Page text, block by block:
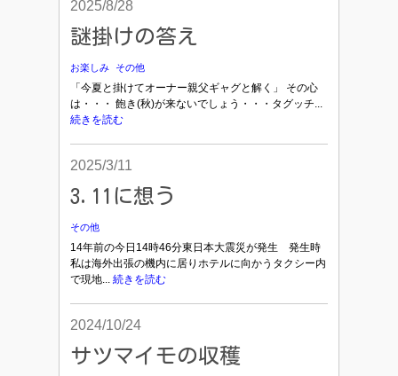
2025/8/28
謎掛けの答え
お楽しみ その他
「今夏と掛けてオーナー親父ギャグと解く」 その心
は・・・ 飽き(秋)が来ないでしょう・・・タグッチ...
続きを読む
2025/3/11
3.11に想う
その他
14年前の今日14時46分東日本大震災が発生 発生時
私は海外出張の機内に居りホテルに向かうタクシー内
で現地... 続きを読む
2024/10/24
サツマイモの収穫